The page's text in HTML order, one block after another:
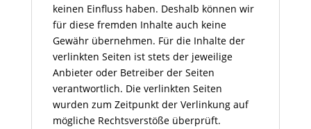
keinen Einfluss haben. Deshalb können wir
für diese fremden Inhalte auch keine
Gewähr übernehmen. Für die Inhalte der
verlinkten Seiten ist stets der jeweilige
Anbieter oder Betreiber der Seiten
verantwortlich. Die verlinkten Seiten
wurden zum Zeitpunkt der Verlinkung auf
mögliche Rechtsverstöße überprüft.